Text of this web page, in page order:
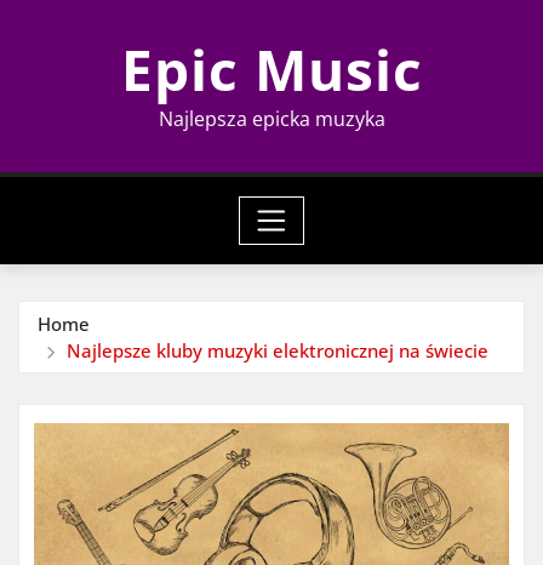
Epic Music
Najlepsza epicka muzyka
Home
Najlepsze kluby muzyki elektronicznej na świecie